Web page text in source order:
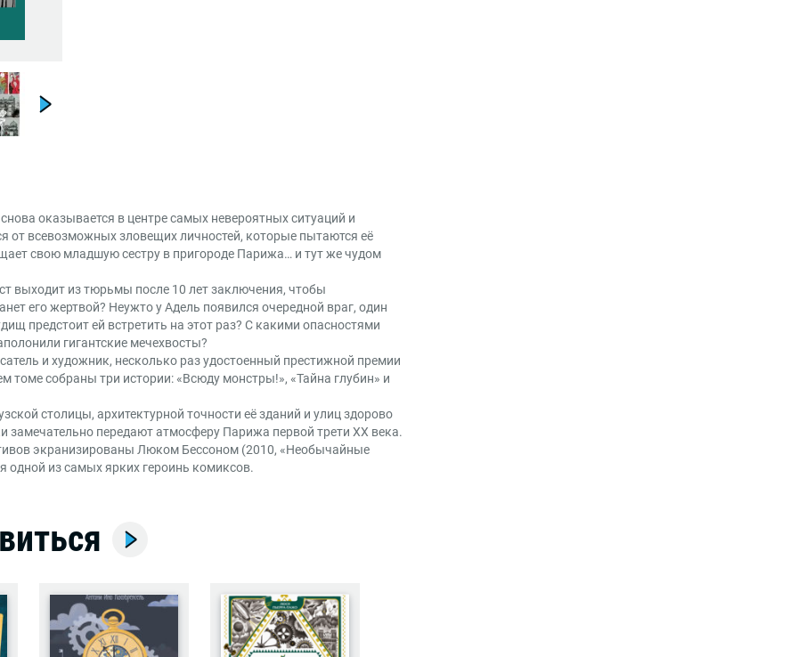
оказывается в центре самых невероятных ситуаций и
от всевозможных зловещих личностей, которые пытаются её
свою младшую сестру в пригороде Парижа… и тут же чудом
выходит из тюрьмы после 10 лет заключения, чтобы
его жертвой? Неужто у Адель появился очередной враг, один
предстоит ей встретить на этот раз? С какими опасностями
гигантские мечехвосты?
и художник, несколько раз удостоенный престижной премии
томе собраны три истории: «Всюду монстры!», «Тайна глубин» и
столицы, архитектурной точности её зданий и улиц здорово
передают атмосферу Парижа первой трети XX века.
экранизированы Люком Бессоном (2010, «Необычайные
одной из самых ярких героинь комиксов.